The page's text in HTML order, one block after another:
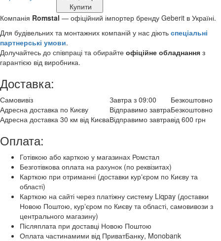
Купити
Компанія Romstal — офіційний імпортер бренду Geberit в Україні.
Для будівельних та монтажних компаній у нас діють спеціальні
партнерські умови.
Долучайтесь до співпраці та обирайте офіційне обладнання з
гарантією від виробника.
Доставка:
Самовивіз Завтра з 09:00
Безкоштовно
Адресна доставка по Києву
Відправимо завтраБезкоштовно
Адресна доставка 30 км від КиєваВідправимо завтравід 600 грн
Оплата:
Готівкою або карткою у магазинах Ромстал
Безготівкова оплата на рахунок (по реквізитах)
Карткою при отриманні (доставки курʼєром по Києву та
області)
Карткою на сайті через платіжну систему Liqpay (доставки
Новою Поштою, курʼєром по Києву та області, самовивози з
центрального магазину)
Післяплата при доставці Новою Поштою
Оплата частинамими від ПриватБанку, Monobank